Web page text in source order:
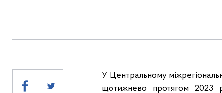
У Центральному
щотижнево протягом 2023